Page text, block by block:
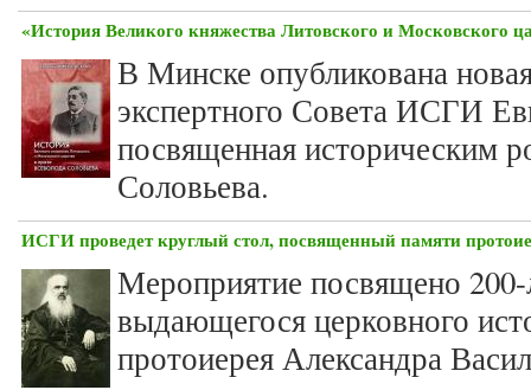
«История Великого княжества Литовского и Московского
В Минске опубликована
экспертного Совета ИСГИ
посвященная историческим
Соловьева.
ИСГИ проведет круглый стол, посвященный памяти
Мероприятие посвящено
выдающегося церковного
протоиерея Александра